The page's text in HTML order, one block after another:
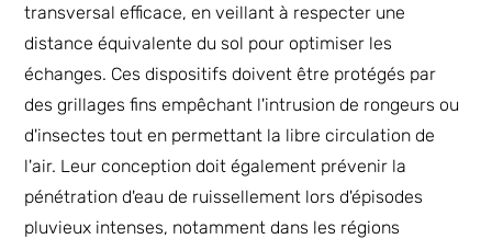
transversal efficace, en veillant à respecter une
distance équivalente du sol pour optimiser les
échanges. Ces dispositifs doivent être protégés par
des grillages fins empêchant l'intrusion de rongeurs ou
d'insectes tout en permettant la libre circulation de
l'air. Leur conception doit également prévenir la
pénétration d'eau de ruissellement lors d'épisodes
pluvieux intenses, notamment dans les régions